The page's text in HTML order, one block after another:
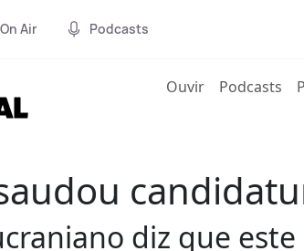
On Air Podcasts
Ouvir(current)
Podcasts
diz que